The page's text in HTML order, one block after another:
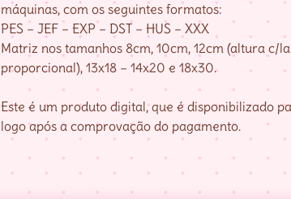
máquinas, com os seguintes formatos:
PES – JEF – EXP – DST – HUS – XXX
Matriz nos tamanhos 8cm, 10cm, 12cm (altura c/
proporcional), 13x18 – 14x20 e 18x30.
Este é um produto digital, que é disponibilizado
logo após a comprovação do pagamento.